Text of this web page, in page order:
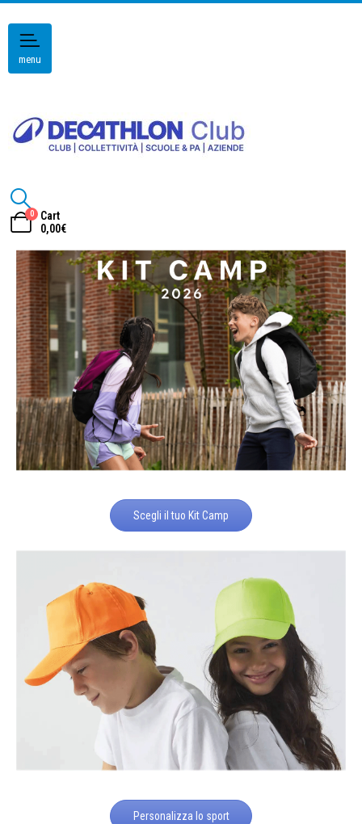
menu
0
Cart
0,00€
Scegli il tuo Kit Camp
Personalizza lo sport